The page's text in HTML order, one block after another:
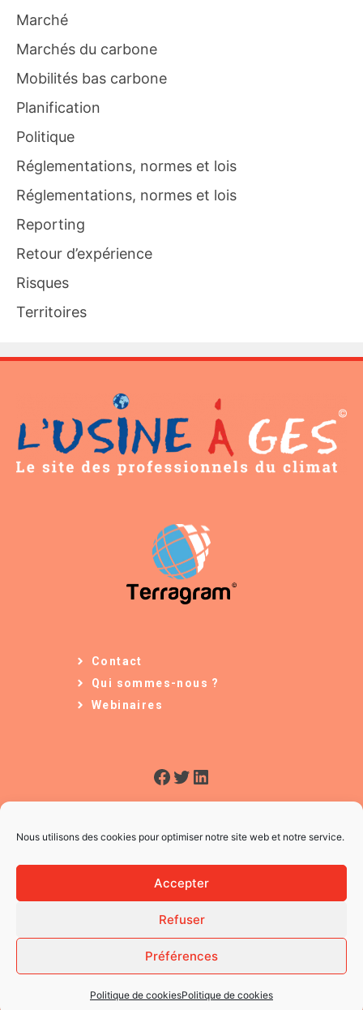
Nous utilisons des cookies pour optimiser notre site web et notre service.
Accepter
Refuser
Préférences
Politique de cookiesPolitique de cookies
Marché
Marchés du carbone
Mobilités bas carbone
Planification
Politique
Réglementations, normes et lois
Réglementations, normes et lois
Reporting
Retour d’expérience
Risques
Territoires
Contact
Qui sommes-nous ?
Webinaires
Facebook
Twitter
LinkedIn
© 2026 L'Usine à Ges
CGV
Mentions légales